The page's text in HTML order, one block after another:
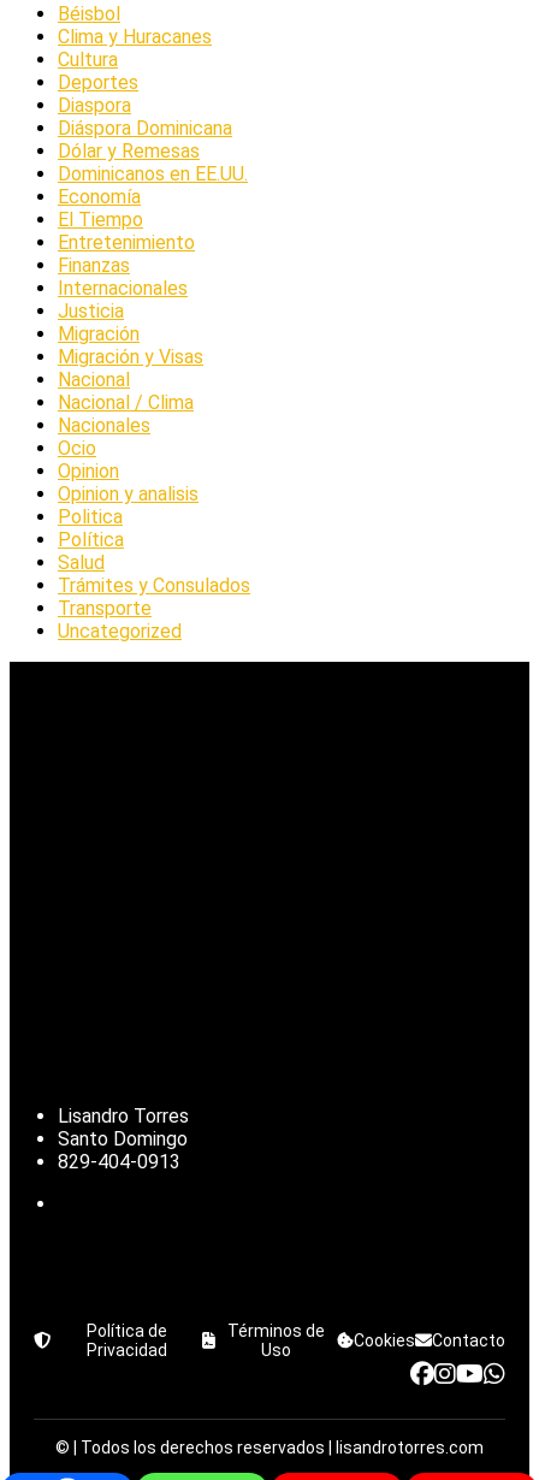
Béisbol
Clima y Huracanes
Cultura
Deportes
Diaspora
Diáspora Dominicana
Dólar y Remesas
Dominicanos en EE.UU.
Economía
El Tiempo
Entretenimiento
Finanzas
Internacionales
Justicia
Migración
Migración y Visas
Nacional
Nacional / Clima
Nacionales
Ocio
Opinion
Opinion y analisis
Politica
Política
Salud
Trámites y Consulados
Transporte
Uncategorized
Lisandro Torres
Santo Domingo
829-404-0913
Política de
Privacidad
Términos de
Uso
Cookies Contacto
© | Todos los derechos reservados | lisandrotorres.com